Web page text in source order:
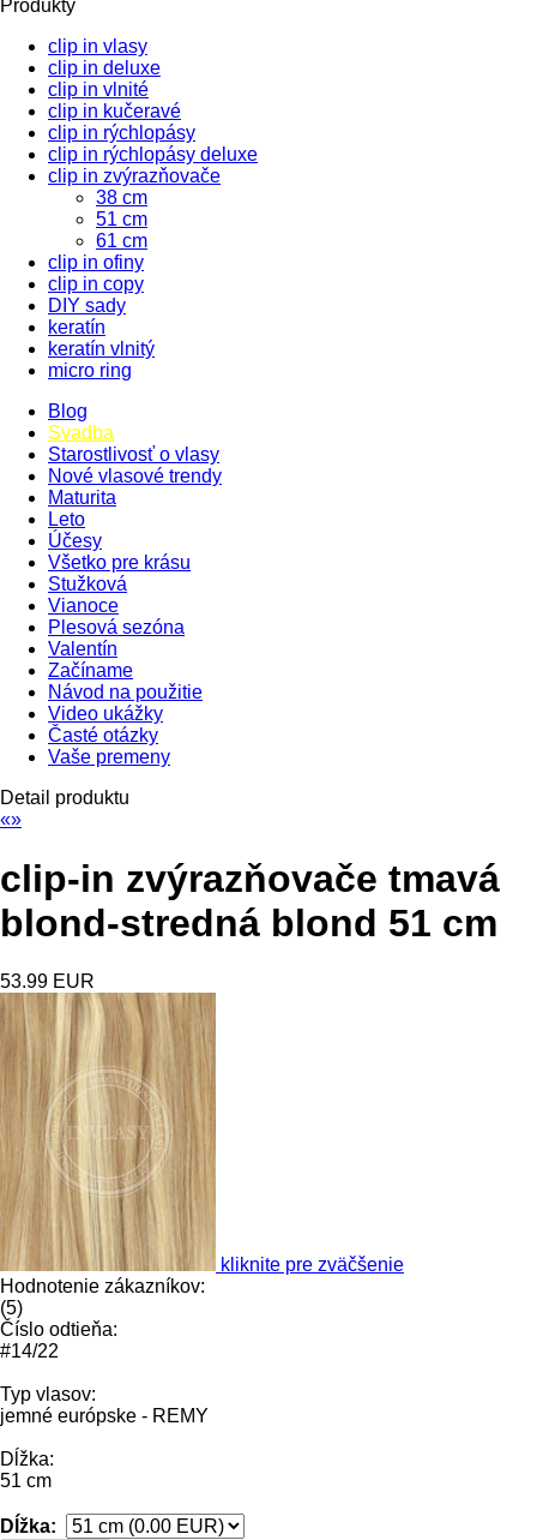
Produkty
clip in vlasy
clip in deluxe
clip in vlnité
clip in kučeravé
clip in rýchlopásy
clip in rýchlopásy deluxe
clip in zvýrazňovače
38 cm
51 cm
61 cm
clip in ofiny
clip in copy
DIY sady
keratín
keratín vlnitý
micro ring
Blog
Svadba
Starostlivosť o vlasy
Nové vlasové trendy
Maturita
Leto
Účesy
Všetko pre krásu
Stužková
Vianoce
Plesová sezóna
Valentín
Začíname
Návod na použitie
Video ukážky
Časté otázky
Vaše premeny
Detail produktu
«»
clip-in zvýrazňovače tmavá
blond-stredná blond 51 cm
53.99 EUR
kliknite pre zväčšenie
Hodnotenie zákazníkov:
(5)
Číslo odtieňa:
#14/22
Typ vlasov:
jemné európske - REMY
Dĺžka:
51 cm
Dĺžka: